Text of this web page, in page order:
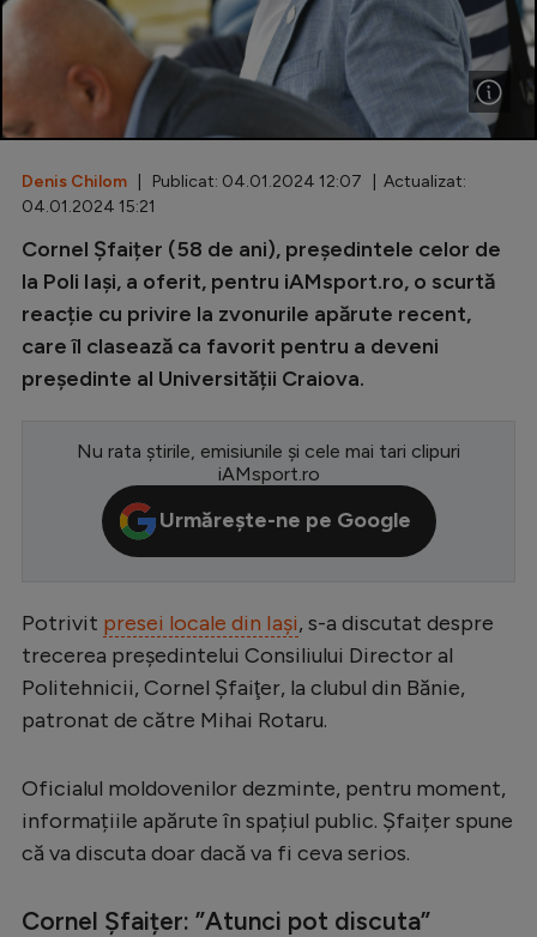
Special
Diverse
Clasamente
Champions League
Europa League
Conference League
Premier League
Serie A
Ligue 1
Campionate
Starurile fotbalului
Clasamente
Denis Chilom | Publicat: 04.01.2024 12:07 | Actualizat:
04.01.2024 15:21
Cornel Șfaițer (58 de ani), președintele celor de
la Poli Iași, a oferit, pentru iAMsport.ro, o scurtă
reacție cu privire la zvonurile apărute recent,
care îl clasează ca favorit pentru a deveni
președinte al Universității Craiova.
Nu rata știrile, emisiunile și cele mai tari clipuri
iAMsport.ro
Urmărește-ne pe Google
Potrivit presei locale din Iași, s-a discutat despre
trecerea preşedintelui Consiliului Director al
Politehnicii, Cornel Şfaiţer, la clubul din Bănie,
patronat de către Mihai Rotaru.
Oficialul moldovenilor dezminte, pentru moment,
informațiile apărute în spațiul public. Șfaițer spune
că va discuta doar dacă va fi ceva serios.
Cornel Șfaițer: ”Atunci pot discuta”